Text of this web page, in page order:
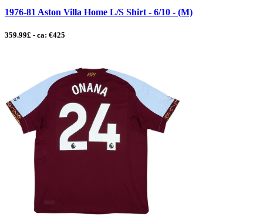
1976-81 Aston Villa Home L/S Shirt - 6/10 - (M)
359.99£ - ca: €425